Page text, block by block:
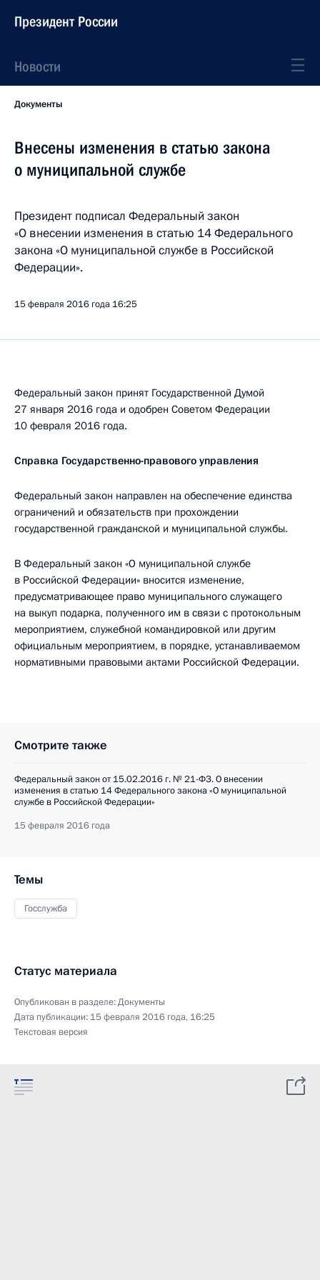
Президент России
Новости
Документы
Внесены изменения в статью закона
о муниципальной службе
Президент подписал Федеральный закон
«О внесении изменения в статью 14 Федерального
закона «О муниципальной службе в Российской
Федерации».
15 февраля 2016 года 16:25
Федеральный закон принят Государственной Думой
27 января 2016 года и одобрен Советом Федерации
10 февраля 2016 года.
Справка Государственно-правового управления
Федеральный закон направлен на обеспечение единства
ограничений и обязательств при прохождении
государственной гражданской и муниципальной службы.
В Федеральный закон «О муниципальной службе
в Российской Федерации» вносится изменение,
предусматривающее право муниципального служащего
на выкуп подарка, полученного им в связи с протокольным
мероприятием, служебной командировкой или другим
официальным мероприятием, в порядке, устанавливаемом
нормативными правовыми актами Российской Федерации.
Смотрите также
Федеральный закон от 15.02.2016 г. № 21-ФЗ. О внесении
изменения в статью 14 Федерального закона «О муниципальной
службе в Российской Федерации»
15 февраля 2016 года
Темы
Госслужба
Статус материала
Опубликован в разделе:Документы
Дата публикации: 15 февраля 2016 года, 16:25
Текстовая версия